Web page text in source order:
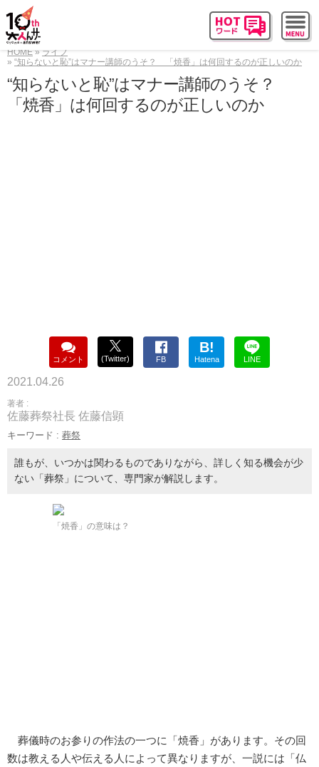
HOME
ライフ
“知らないと恥”はマナー講師のうそ？ 「焼香」は何回するのが正しいのか
“知らないと恥”はマナー講師のうそ？
「焼香」は何回するのが正しいのか
コメント (Twitter) FB
B!
Hatena LINE
2021.04.26
著者 :
佐藤葬祭社長 佐藤信顕
キーワード : 葬祭
誰もが、いつかは関わるものでありながら、詳しく知る機会が少
ない「葬祭」について、専門家が解説します。
「焼香」の意味は？
葬儀時のお参りの作法の一つに「焼香」があります。その回
数は教える人や伝える人によって異なりますが、一説には「仏